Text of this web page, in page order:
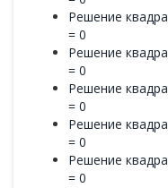
Решение
= 0
Решение
= 0
Решение
= 0
Решение
= 0
Решение
= 0